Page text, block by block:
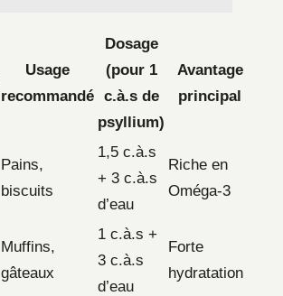
Usage
recommandé
Dosage
(pour 1
c.à.s de
psyllium)
Avantage
principal
Pains,
biscuits
1,5 c.à.s
+ 3 c.à.s
d’eau
Riche en
Oméga-3
Muffins,
gâteaux
1 c.à.s +
3 c.à.s
d’eau
Forte
hydratation